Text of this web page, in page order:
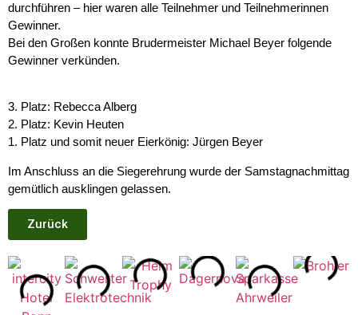
durchführen – hier waren alle Teilnehmer und Teilnehmerinnen
Gewinner.
Bei den Großen konnte Brudermeister Michael Beyer folgende
Gewinner verkünden.
3. Platz: Rebecca Alberg
2. Platz: Kevin Heuten
1. Platz und somit neuer Eierkönig: Jürgen Beyer
Im Anschluss an die Siegerehrung wurde der Samstagnachmittag
gemütlich ausklingen gelassen.
Zurück